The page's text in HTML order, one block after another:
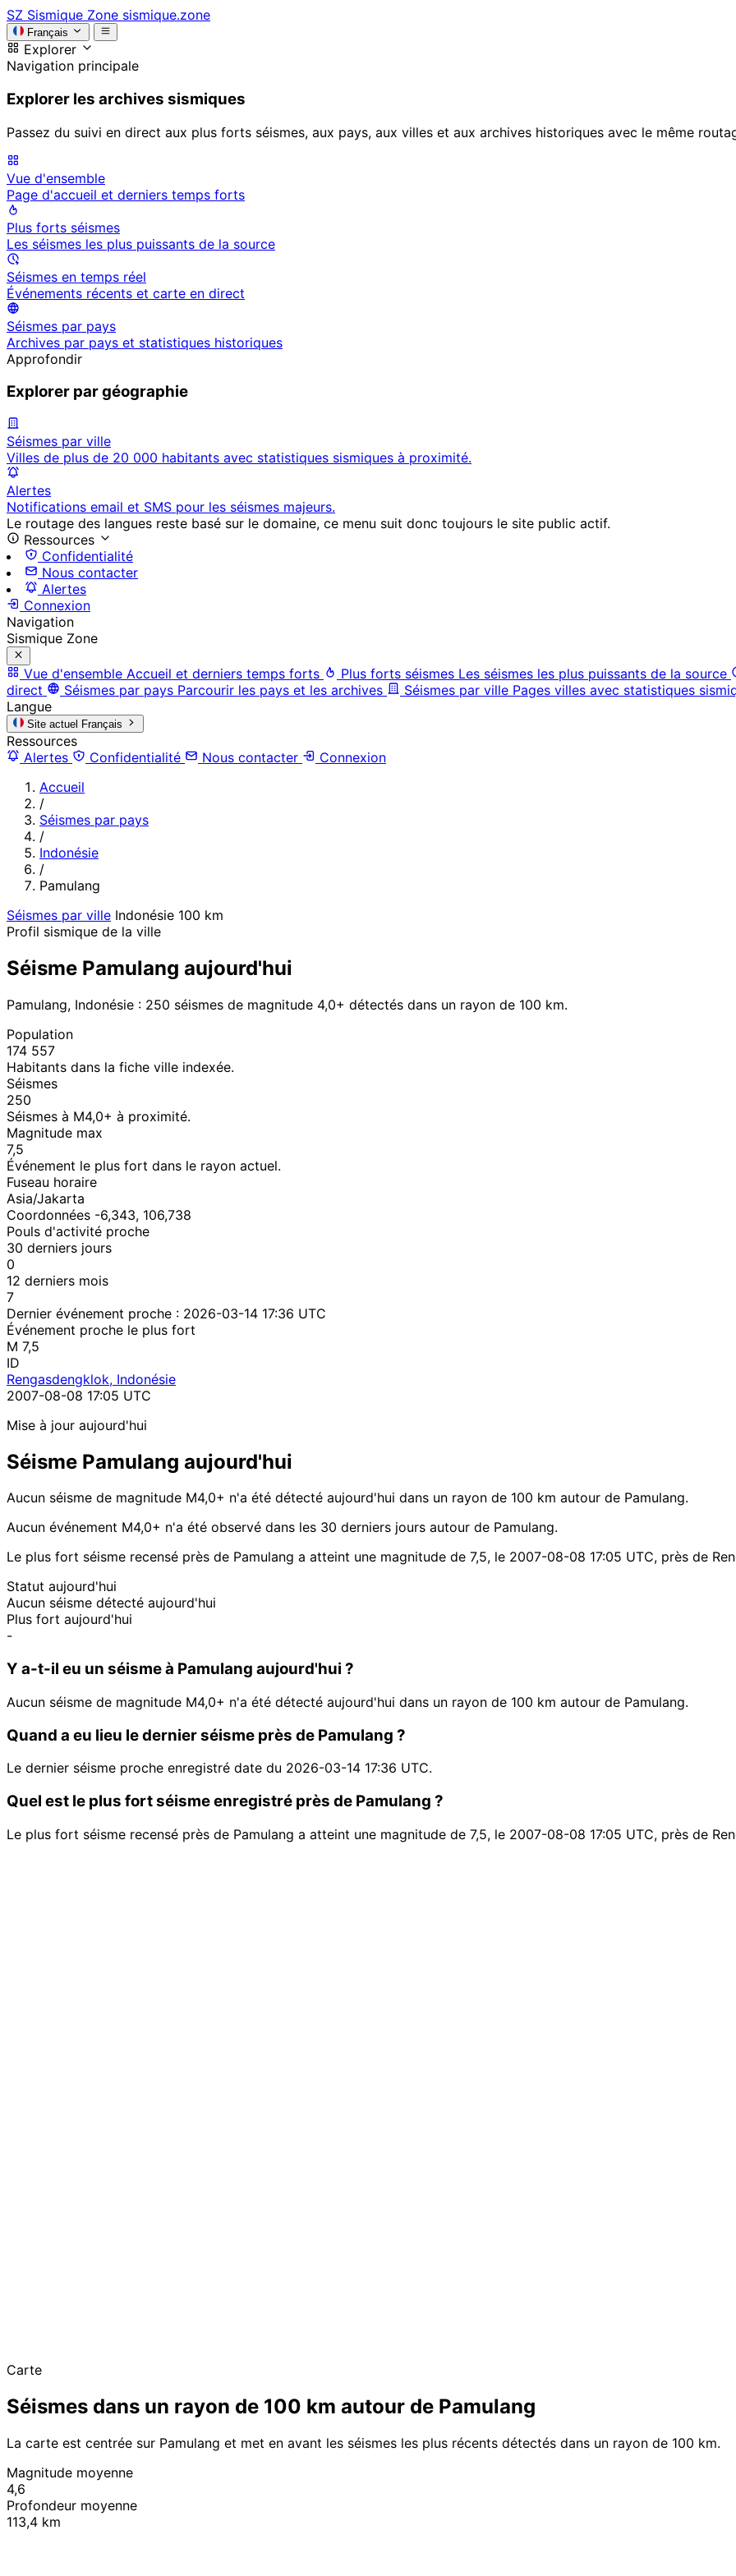
SZ Sismique Zone sismique.zone
Français
Explorer
Navigation principale
Explorer les archives sismiques
Passez du suivi en direct aux plus forts séismes, aux pays, aux villes et aux archives historiques avec le même
Vue d'ensemble
Page d'accueil et derniers temps forts
Plus forts séismes
Les séismes les plus puissants de la source
Séismes en temps réel
Événements récents et carte en direct
Séismes par pays
Archives par pays et statistiques historiques
Approfondir
Explorer par géographie
Séismes par ville
Villes de plus de 20 000 habitants avec statistiques sismiques à proximité.
Alertes
Notifications email et SMS pour les séismes majeurs.
Le routage des langues reste basé sur le domaine, ce menu suit donc toujours le site public actif.
Ressources
Confidentialité
Nous contacter
Alertes
Connexion
Navigation
Sismique Zone
Vue d'ensemble Accueil et derniers temps forts Plus forts séismes Les séismes les plus puissants de la source
direct
Séismes par pays Parcourir les pays et les archives Séismes par ville Pages villes avec statistiques
Langue
Site actuel Français
Ressources
Alertes
Confidentialité Nous contacter
Connexion
Accueil
/
Séismes par pays
/
Indonésie
/
Pamulang
Séismes par ville Indonésie 100 km
Profil sismique de la ville
Séisme Pamulang aujourd'hui
Pamulang, Indonésie : 250 séismes de magnitude 4,0+ détectés dans un rayon de 100 km.
Population
174 557
Habitants dans la fiche ville indexée.
Séismes
250
Séismes à M4,0+ à proximité.
Magnitude max
7,5
Événement le plus fort dans le rayon actuel.
Fuseau horaire
Asia/Jakarta
Coordonnées -6,343, 106,738
Pouls d'activité proche
30 derniers jours
0
12 derniers mois
7
Dernier événement proche : 2026-03-14 17:36 UTC
Événement proche le plus fort
M 7,5
ID
Rengasdengklok, Indonésie
2007-08-08 17:05 UTC
Mise à jour aujourd'hui
Séisme Pamulang aujourd'hui
Aucun séisme de magnitude M4,0+ n'a été détecté aujourd'hui dans un rayon de 100 km autour de Pamulang.
Aucun événement M4,0+ n'a été observé dans les 30 derniers jours autour de Pamulang.
Le plus fort séisme recensé près de Pamulang a atteint une magnitude de 7,5, le 2007-08-08 17:05 UTC, près de
Statut aujourd'hui
Aucun séisme détecté aujourd'hui
Plus fort aujourd'hui
-
Y a-t-il eu un séisme à Pamulang aujourd'hui ?
Aucun séisme de magnitude M4,0+ n'a été détecté aujourd'hui dans un rayon de 100 km autour de Pamulang.
Quand a eu lieu le dernier séisme près de Pamulang ?
Le dernier séisme proche enregistré date du 2026-03-14 17:36 UTC.
Quel est le plus fort séisme enregistré près de Pamulang ?
Le plus fort séisme recensé près de Pamulang a atteint une magnitude de 7,5, le 2007-08-08 17:05 UTC, près de
Carte
Séismes dans un rayon de 100 km autour de Pamulang
La carte est centrée sur Pamulang et met en avant les séismes les plus récents détectés dans un rayon de 100 km.
Magnitude moyenne
4,6
Profondeur moyenne
113,4 km